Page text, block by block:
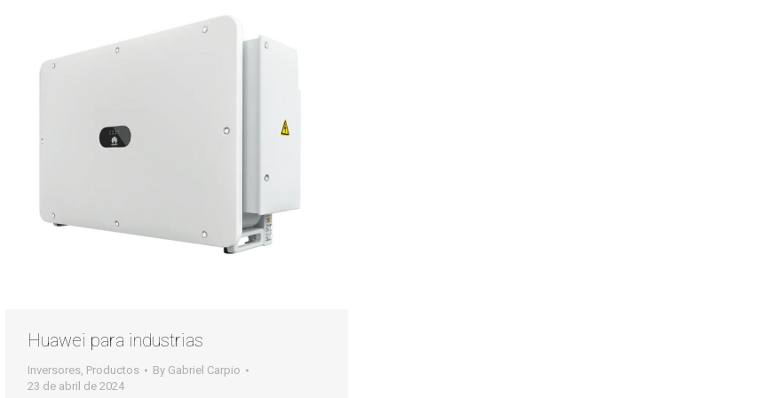
Huawei para industrias
Inversores, Productos By Gabriel Carpio
23 de abril de 2024